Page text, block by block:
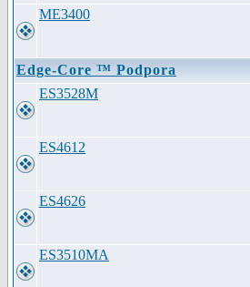
ME3400
Edge-Core ™ Podpora
ES3528M
ES4612
ES4626
ES3510MA